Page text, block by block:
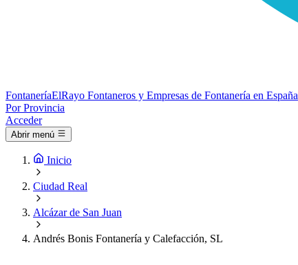
FontaneríaElRayo Fontaneros y Empresas de Fontanería en España
Por Provincia
Acceder
Abrir menú
Inicio
Ciudad Real
Alcázar de San Juan
Andrés Bonis Fontanería y Calefacción, SL